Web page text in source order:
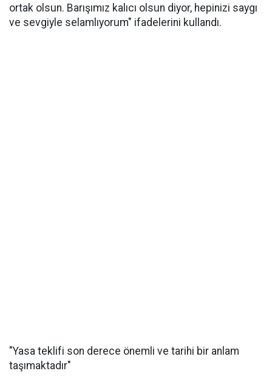
ortak olsun. Barışımız kalıcı olsun diyor, hepinizi saygı
ve sevgiyle selamlıyorum" ifadelerini kullandı.
"Yasa teklifi son derece önemli ve tarihi bir anlam
taşımaktadır"